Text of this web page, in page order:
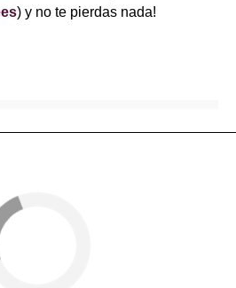
) y no te pierdas nada!